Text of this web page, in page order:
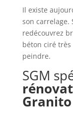
Il existe
son carrelage.
redécouvrez
béton ciré très
peindre.
SGM
Granito